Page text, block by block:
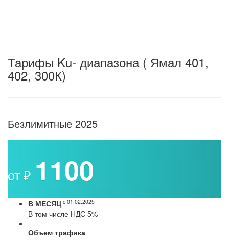
Тарифы Ku- диапазона ( Ямал 401,
402, 300К)
Безлимитные 2025
от ₽ 1100
В МЕСЯЦ c 01.02.2025
В том числе НДС 5%
Объем трафика